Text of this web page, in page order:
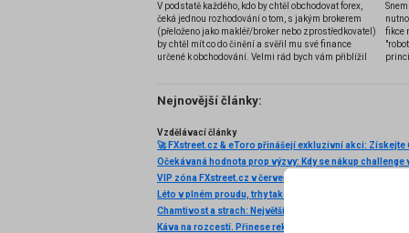
V podstatě každého, kdo by chtěl obchodovat forex,
čeká jednou rozhodování o tom, s jakým brokerem
(přeloženo jako makléř/broker nebo zprostředkovatel)
by chtěl mít co do činění a svěřil mu své finance
určené k obchodování. Velmi rád bych vám přiblížil
několik příkladů nejznámějších z nich.
fikce
Nejnovější články:
Vzdělávací články
Očekávaná hodnota prop výzvy: Kdy se nákup challenge
VIP zóna FXstreet.cz v červenci 2026 byla pro klienty
Káva na rozcestí. Přinese rekordní úroda další pokles